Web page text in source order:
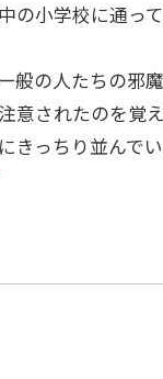
の小学校に通っ
般の人たちの邪
意されたのを覚
きっちり並んで